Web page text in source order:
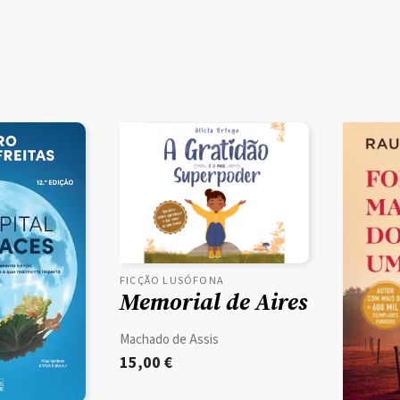
FICÇÃO LUSÓFONA
Memorial de Aires
Machado de Assis
15,00 €